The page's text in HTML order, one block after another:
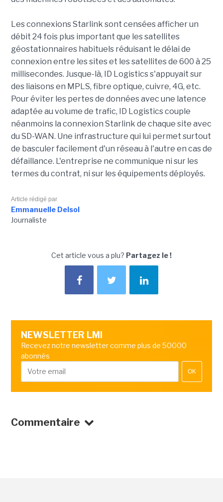
Les connexions Starlink sont censées afficher un
débit 24 fois plus important que les satellites
géostationnaires habituels réduisant le délai de
connexion entre les sites et les satellites de 600 à 25
millisecondes. Jusque-là, ID Logistics s'appuyait sur
des liaisons en MPLS, fibre optique, cuivre, 4G, etc.
Pour éviter les pertes de données avec une latence
adaptée au volume de trafic, ID Logistics couple
néanmoins la connexion Starlink de chaque site avec
du SD-WAN. Une infrastructure qui lui permet surtout
de basculer facilement d'un réseau à l'autre en cas de
défaillance. L'entreprise ne communique ni sur les
termes du contrat, ni sur les équipements déployés.
Article rédigé par
Emmanuelle Delsol
Journaliste
Cet article vous a plu? Partagez le !
NEWSLETTER LMI
Recevez notre newsletter comme plus de 50000
abonnés
OK
Commentaire